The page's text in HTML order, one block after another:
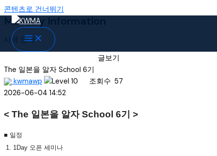
콘텐츠로 건너뛰기
Ministry Information
사역 안내
글보기
The 일본을 알자 School 6기
kwmawp
조회수 57
2026-06-04 14:52
< The 일본을 알자 School 6기 >
■ 일정
1. 1Day 오픈 세미나